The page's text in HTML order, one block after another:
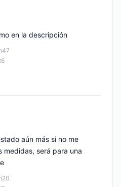
en la descripción
aún más si no me
medidas, será para una